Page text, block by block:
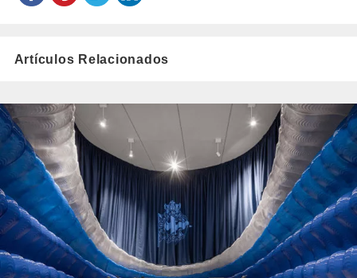
Artículos Relacionados